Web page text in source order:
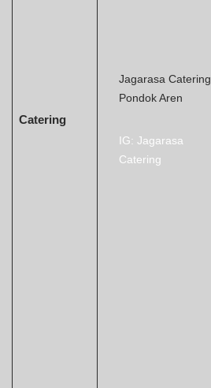
Catering
Jagarasa Catering
Pondok Aren
IG: Jagarasa
Catering